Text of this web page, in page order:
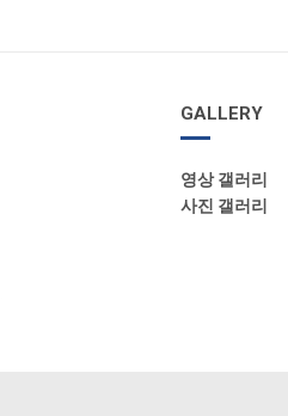
GALLERY
영상 갤러리
사진 갤러리